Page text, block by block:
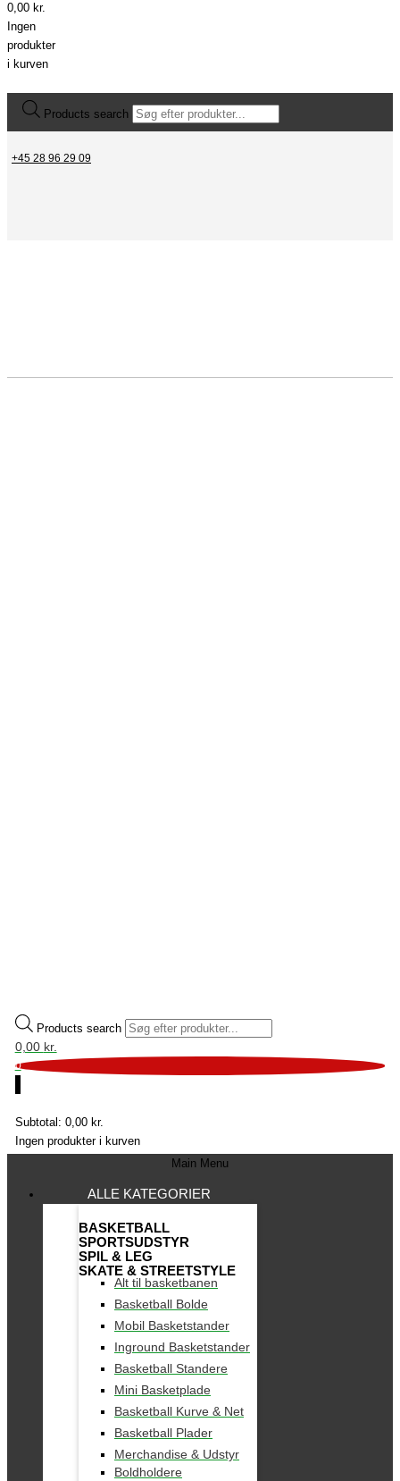
0,00 kr.
Ingen
produkter
i kurven
Products search
+45 28 96 29 09
Products search
0,00 kr.
0
Subtotal: 0,00 kr.
Ingen produkter i kurven
Main Menu
ALLE KATEGORIER
BASKETBALL
SPORTSUDSTYR
SPIL & LEG
SKATE & STREETSTYLE
Alt til basketbanen
Basketball Bolde
Mobil Basketstander
Inground Basketstander
Basketball Standere
Mini Basketplade
Basketball Kurve & Net
Basketball Plader
Merchandise & Udstyr
Boldholdere